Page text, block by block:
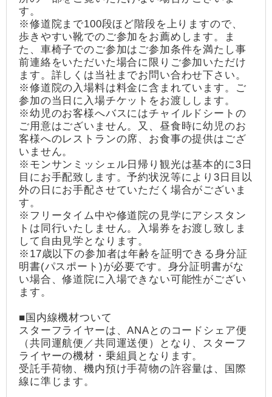
す。
※修道院まで100段ほど階段を上りますので、
歩きやすい靴でのご参加をお薦めします。ま
た、車椅子でのご参加はご参加条件を満たし事
前連絡をいただいた場合に限りご参加いただけ
ます。詳しくは当社までお問い合わせ下さい。
※修道院の入場料は料金に含まれています。ご
参加の当日に入場チケットをお渡しします。
※幼児のお客様へバスにはチャイルドシートの
ご用意はございません。又、昼食時に幼児のお
客様へのレストランの席、お食事の提供はござ
いません。
※モンサンミッシェル日帰り観光は基本的に3日
目にお手配致します。予約状況等により3日目以
外の日にお手配させていただく場合がございま
す。
※フリータイム中や修道院の見学にアシスタン
トは同行いたしません。入場券をお渡し致しま
して自由見学となります。
※17歳以下の参加者は年齢を証明できる身分証
明書(パスポート)が必要です。身分証明書がな
い場合、修道院に入場できない可能性がござい
ます。
■国内線機材ついて
スターフライヤーは、ANAとのコードシェア便
（共同運航便／共同運送便）となり、スターフ
ライヤーの機材・乗組員となります。
受託手荷物、機内預け手荷物の許容量は、国際
線に準じます。